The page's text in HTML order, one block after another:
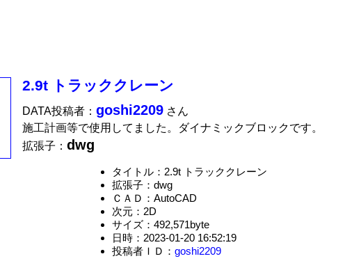
2.9t トラッククレーン
DATA投稿者： goshi2209 さん
施工計画等で使用してました。ダイナミックブロックです。
拡張子： dwg
タイトル：2.9t トラッククレーン
拡張子：dwg
ＣＡＤ：AutoCAD
次元：2D
サイズ：492,571byte
日時：2023-01-20 16:52:19
投稿者ＩＤ： goshi2209